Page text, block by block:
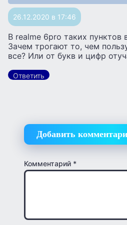
26.12.2020 в 17:46
В realme 6pro таких пунктов
Зачем трогают то, чем
все? Или от букв и цифр
Ответить
Добавить
Комментарий *